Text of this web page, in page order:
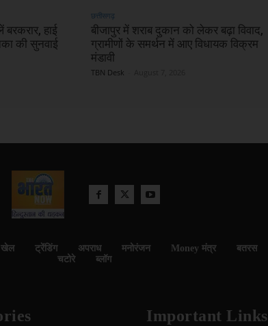
हाई
की सुनवाई
छत्तीसगढ़
बीजापुर में शराब दुकान को लेकर बढ़ा विवाद,
ग्रामीणों के समर्थन में आए विधायक विक्रम
मंडावी
TBN Desk
खेल ट्रेंडिंग अपराध मनोरंजन Money मंत्र बतरस
चटोरे
ब्लॉग
Important Links